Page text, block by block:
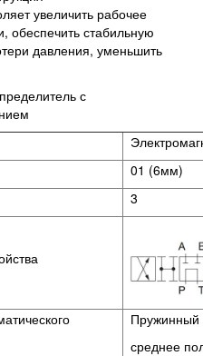
увеличить рабочее
обеспечить стабильную
давления, уменьшить
с
01 (6мм)
3
Пружинный
среднее